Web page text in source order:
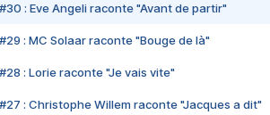
#30 : Eve Angeli raconte "Avant de partir"
#29 : MC Solaar raconte "Bouge de là"
#28 : Lorie raconte "Je vais vite"
#27 : Christophe Willem raconte "Jacques a dit"